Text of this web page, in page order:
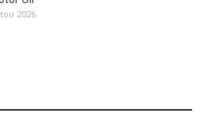
2026